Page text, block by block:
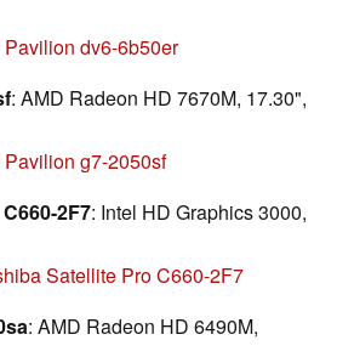
Pavilion dv6-6b50er
: AMD Radeon HD 7670M, 17.30",
Pavilion g7-2050sf
2F7: Intel HD Graphics 3000,
Satellite Pro C660-2F7
: AMD Radeon HD 6490M,